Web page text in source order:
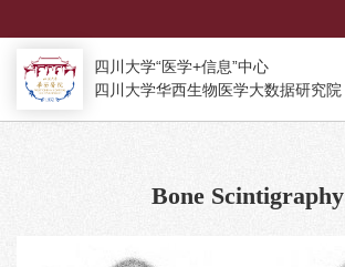
四川大学“医学+信息”中心
四川大学华西生物医学大数据研究院
Bone Scintigraphy